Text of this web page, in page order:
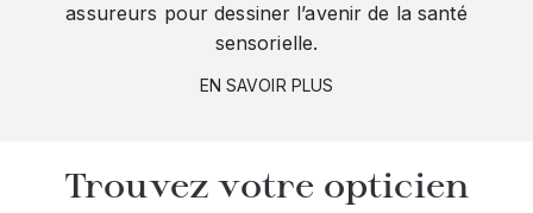
assureurs pour dessiner l’avenir de la santé
sensorielle.
EN SAVOIR PLUS
Trouvez votre opticien